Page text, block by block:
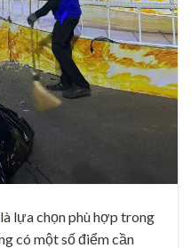
lựa chọn phù hợp trong
có một số điểm cần